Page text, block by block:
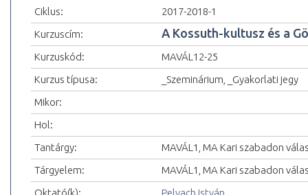
Ciklus:
2017-2018-1
Kurzuscím:
A Kossuth-kultusz és a
Kurzuskód:
MAVÁL12-25
Kurzus típusa:
_Szeminárium, _Gyakorlati jegy
Mikor:
Hol:
Tantárgy:
MAVÁL1, MA Kari szabadon
Tárgyelem:
MAVÁL1, MA Kari szabadon